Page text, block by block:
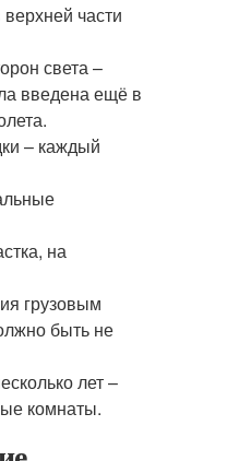
части
света –
введена ещё в
– каждый
на
грузовым
быть не
лет –
комнаты.